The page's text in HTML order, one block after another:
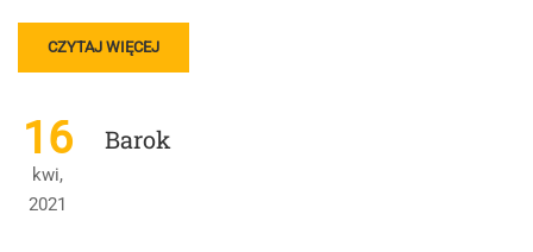
READ
MORE
RENESANS
CZYTAJ WIĘCEJ
16
kwi,
2021
Barok